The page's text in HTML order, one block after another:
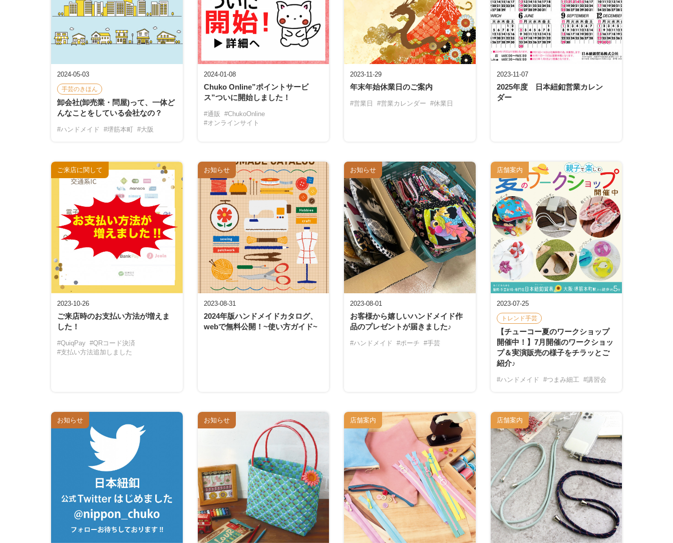
2024-05-03
手芸のきほん
卸会社(卸売業・問屋)って、一体ど
んなことをしている会社なの？
#ハンドメイド #堺筋本町 #大阪
2024-01-08
Chuko Online”ポイントサービ
ス”ついに開始しました！
#通販
#ChukoOnline
#オンラインサイト
2023-11-29
年末年始休業日のご案内
#営業日 #営業カレンダー #休業日
2023-11-07
2025年度 日本紐釦営業カレン
ダー
2023-10-26
ご来店時のお支払い方法が増えま
した！
#QuiqPay #QRコード決済
#支払い方法追加しました
ご来店に関して
2023-08-31
2024年版ハンドメイドカタログ、
webで無料公開！~使い方ガイド~
お知らせ
2023-08-01
お客様から嬉しいハンドメイド作
品のプレゼントが届きました♪
#ハンドメイド #ポーチ #手芸
お知らせ
2023-07-25
トレンド手芸
【チューコー夏のワークショップ
開催中！】7月開催のワークショッ
プ＆実演販売の様子をチラッとご
紹介♪
#ハンドメイド #つまみ細工 #講習会
店舗案内
お知らせ お知らせ 店舗案内 店舗案内